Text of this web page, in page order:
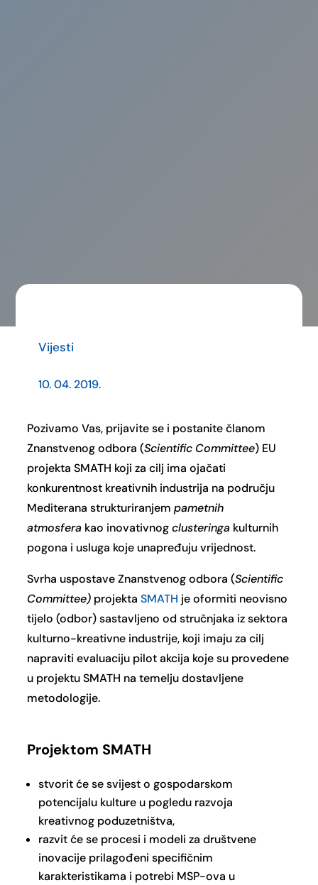
Vijesti
10. 04. 2019.
Pozivamo Vas, prijavite se i postanite članom
Znanstvenog odbora (Scientific Committee) EU
projekta SMATH koji za cilj ima ojačati
konkurentnost kreativnih industrija na području
Mediterana strukturiranjempametnih
atmosfera kao inovativnogclusteringa kulturnih
pogona i usluga koje unapređuju vrijednost.
Svrha uspostave Znanstvenog odbora (Scientific
Committee) projektaSMATH je oformiti neovisno
tijelo (odbor) sastavljeno od stručnjaka iz sektora
kulturno-kreativne industrije, koji imaju za cilj
napraviti evaluaciju pilot akcija koje su provedene
u projektu SMATH na temelju dostavljene
metodologije.
Projektom SMATH
stvorit će se svijest o gospodarskom
potencijalu kulture u pogledu razvoja
kreativnog poduzetništva,
razvit će se procesi i modeli za društvene
inovacije prilagođeni specifičnim
karakteristikama i potrebi MSP-ova u